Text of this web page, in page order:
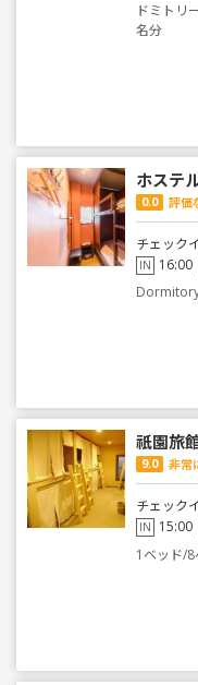
ドミト
名分
ホステ
0.0 評価
チェック
IN 16:00
祇園旅
9.0 非常
チェック
IN 15:00
1ベッド/8